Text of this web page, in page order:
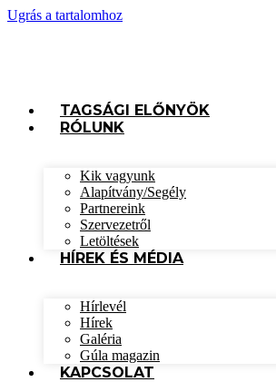
Ugrás a tartalomhoz
TAGSÁGI ELŐNYÖK
RÓLUNK
Kik vagyunk
Alapítvány/Segély
Partnereink
Szervezetről
Letöltések
HÍREK ÉS MÉDIA
Hírlevél
Hírek
Galéria
Gúla magazin
KAPCSOLAT